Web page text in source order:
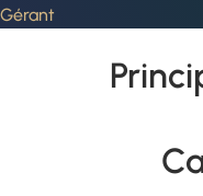
Gérant